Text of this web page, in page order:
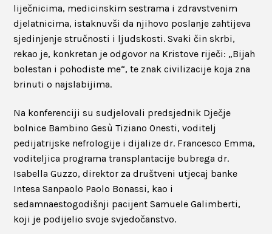
liječnicima, medicinskim sestrama i zdravstvenim
djelatnicima, istaknuvši da njihovo poslanje zahtijeva
sjedinjenje stručnosti i ljudskosti. Svaki čin skrbi,
rekao je, konkretan je odgovor na Kristove riječi: „Bijah
bolestan i pohodiste me“, te znak civilizacije koja zna
brinuti o najslabijima.
Na konferenciji su sudjelovali predsjednik Dječje
bolnice Bambino Gesù Tiziano Onesti, voditelj
pedijatrijske nefrologije i dijalize dr. Francesco Emma,
voditeljica programa transplantacije bubrega dr.
Isabella Guzzo, direktor za društveni utjecaj banke
Intesa Sanpaolo Paolo Bonassi, kao i
sedamnaestogodišnji pacijent Samuele Galimberti,
koji je podijelio svoje svjedočanstvo.